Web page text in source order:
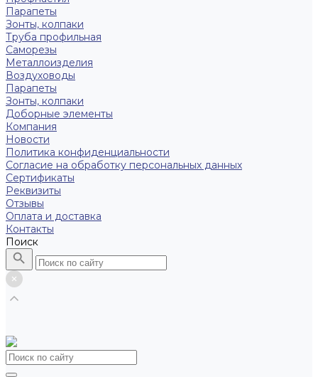
Парапеты
Зонты, колпаки
Труба профильная
Саморезы
Металлоизделия
Воздуховоды
Парапеты
Зонты, колпаки
Доборные элементы
Компания
Новости
Политика конфиденциальности
Согласие на обработку персональных данных
Сертификаты
Реквизиты
Отзывы
Оплата и доставка
Контакты
Поиск